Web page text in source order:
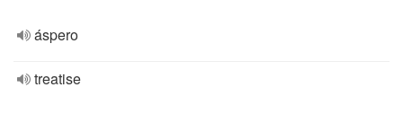
áspero
treatise